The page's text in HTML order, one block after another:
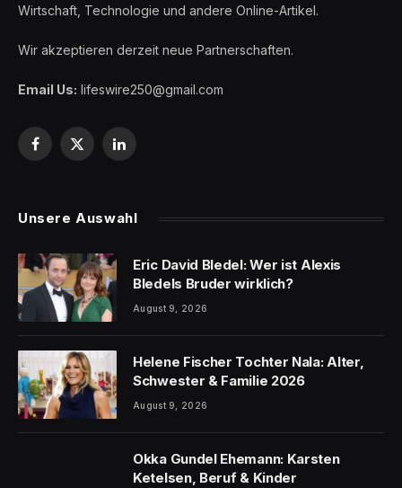
Wirtschaft, Technologie und andere Online-Artikel.
Wir akzeptieren derzeit neue Partnerschaften.
Email Us: lifeswire250@gmail.com
Facebook
X
LinkedIn
Unsere Auswahl
Eric David Bledel: Wer ist Alexis
Bledels Bruder wirklich?
August 9, 2026
Helene Fischer Tochter Nala: Alter,
Schwester & Familie 2026
August 9, 2026
Okka Gundel Ehemann: Karsten
Ketelsen, Beruf & Kinder